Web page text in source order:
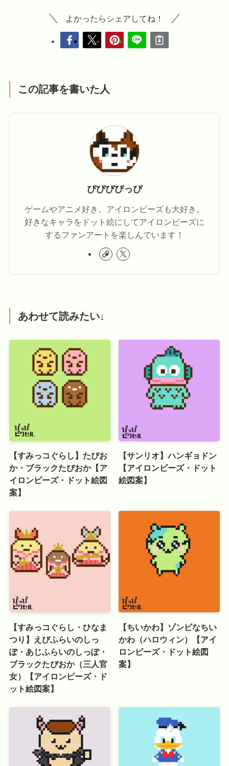
よかったらシェアしてね！
この記事を書いた人
ぴぴぴぴっぴ
ゲームやアニメ好き。アイロンビーズも大好き。
好きなキャラをドット絵にしてアイロンビーズに
するファンアートを楽しんでいます！
あわせて読みたい↓
【すみっコぐらし】たぴお
か・ブラックたぴおか【ア
イロンビーズ・ドット絵図
案】
【サンリオ】ハンギョドン
【アイロンビーズ・ドット
絵図案】
【すみっコぐらし・ひなま
つり】えびふらいのしっ
ぽ・あじふらいのしっぽ・
ブラックたぴおか（三人官
女）【アイロンビーズ・ド
ット絵図案】
【ちいかわ】ゾンビなちい
かわ（ハロウィン）【アイ
ロンビーズ・ドット絵図
案】